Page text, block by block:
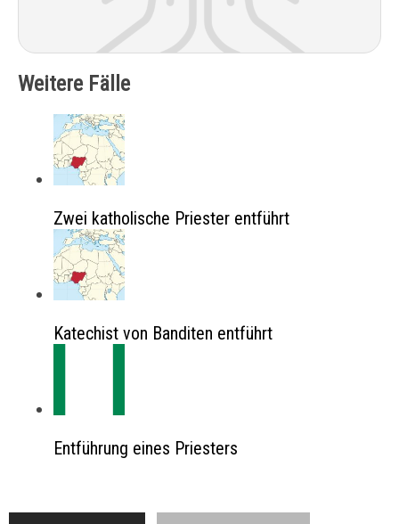
Weitere Fälle
Zwei katholische Priester entführt
Katechist von Banditen entführt
Entführung eines Priesters